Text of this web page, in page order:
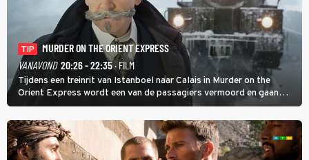
TIP
MURDER ON THE ORIENT EXPRESS
VANAVOND 20:26 - 22:35· FILM
Tijdens een treinrit van Istanboel naar Calais in Murder on the
Orient Express wordt een van de passagiers vermoord en gaan
detective Hercule Poirot en zijn snor uitzoeken wie van de andere
treinreizigers de dader is.